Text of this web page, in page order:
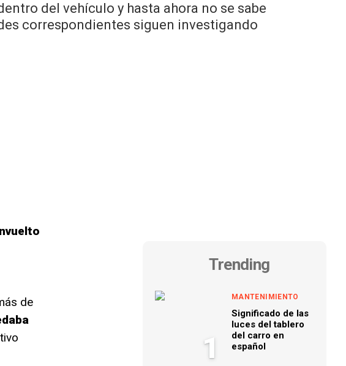
del vehículo y hasta ahora no se sabe
correspondientes siguen investigando
de
Trending
1
MANTENIMIENTO
Significado de las
luces del tablero
del carro en
español